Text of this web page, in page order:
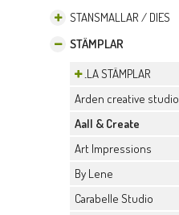
STANSMALLAR / DIES
STÄMPLAR
ALLA STÄMPLAR
Arden creative studio
Aall & Create
Art Impressions
By Lene
Carabelle Studio